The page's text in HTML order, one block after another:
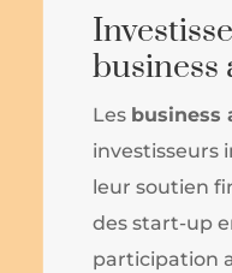
business
Les business
investisseurs
leur soutien
des start-up
participation